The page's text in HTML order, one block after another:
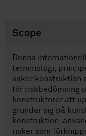
Scope
Denna
terminologi,
säker konstruktion
för riskbedömning
konstruktörer att
grundar sig på
konstruktion,
risker som